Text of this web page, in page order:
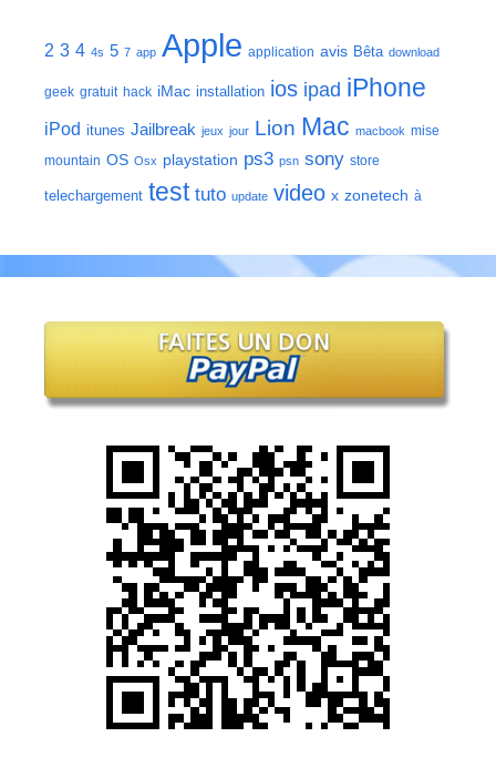
2 3 4 4s 5 7 app Apple application avis Bêta download
geek gratuit hack iMac installation ios ipad iPhone
iPod itunes Jailbreak jeux jour Lion Mac macbook mise
mountain OS Osx playstation ps3 psn sony store
telechargement test tuto update video x zonetech à